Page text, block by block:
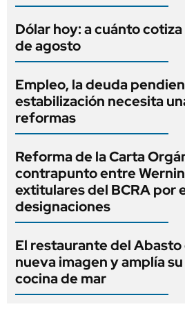
Dólar hoy: a cuánto
de agosto
Empleo, la deuda
estabilización necesita
reformas
Reforma de la Carta
contrapunto entre
extitulares del BCRA por
designaciones
El restaurante del
nueva imagen y amplía
cocina de mar